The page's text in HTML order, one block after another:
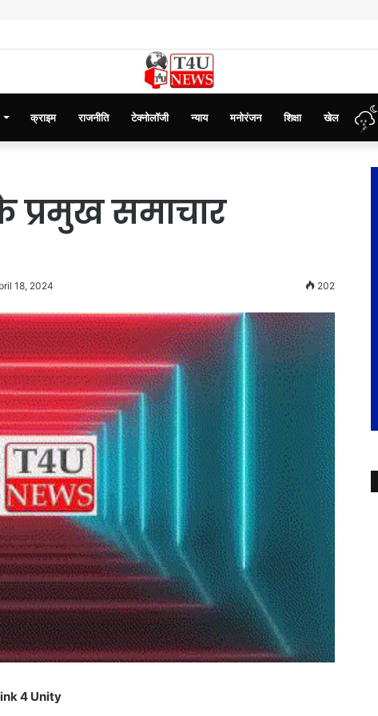
क्राइम राजनीति टेक्नोलॉजी न्याय मनोरंजन शिक्षा खेल
समाचार
18, 2024 202
4 Unity